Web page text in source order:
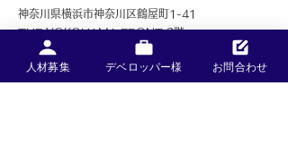
神奈川県横浜市神奈川区鶴屋町1-41
THE YOKOHAMA FRONT 3階
TEL：045-548-5321
FAX：045-548-5372
人材募集 デベロッパー様 お問合わせ